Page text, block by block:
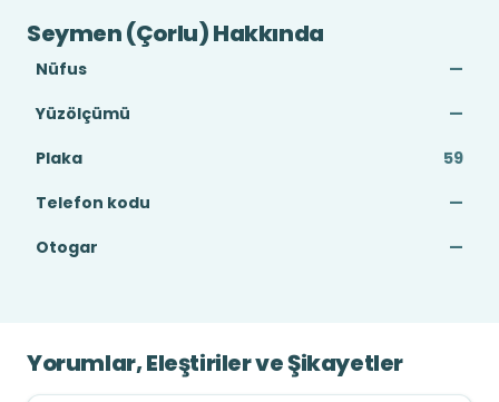
Seymen (Çorlu) Hakkında
Nüfus
—
Yüzölçümü
—
Plaka
59
Telefon kodu
—
Otogar
—
Yorumlar, Eleştiriler ve Şikayetler